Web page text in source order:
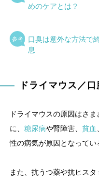
めのケアとは？
口臭は意外な方法で
息
ドライマウス／
ドライマウスの原因はさ
に、 糖尿病や腎障害、 貧血
性の病気が原因となってい
また、抗うつ薬や抗ヒス